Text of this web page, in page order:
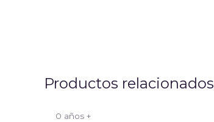
Productos relacionados
0 años +